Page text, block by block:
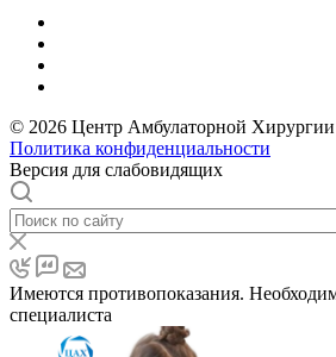
© 2026 Центр Амбулаторной Хирургии
Политика конфиденциальности
Версия для слабовидящих
Имеются противопоказания.
специалиста